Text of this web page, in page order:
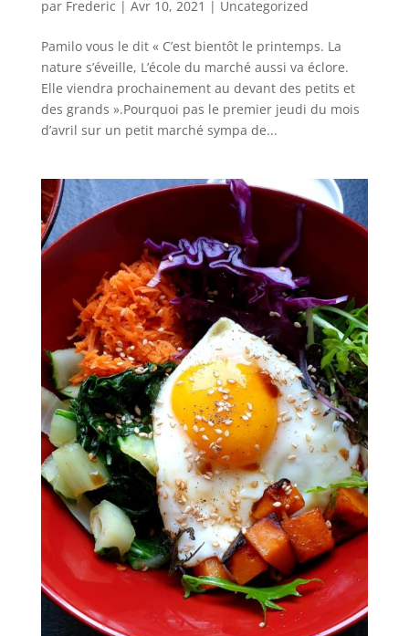
par Frederic | Avr 10, 2021 | Uncategorized
Pamilo vous le dit « C’est bientôt le printemps. La
nature s’éveille, L’école du marché aussi va éclore.
Elle viendra prochainement au devant des petits et
des grands ».Pourquoi pas le premier jeudi du mois
d’avril sur un petit marché sympa de...